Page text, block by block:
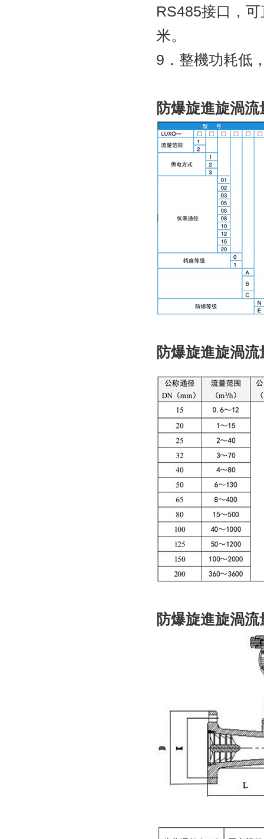
RS485接口，可
米。
9．整機功耗低，
防爆旋進旋渦流
防爆旋進旋渦
防爆旋進旋渦